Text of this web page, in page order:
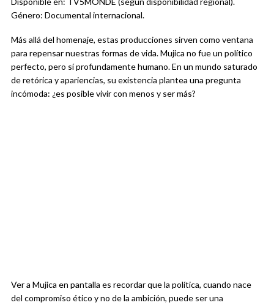
Género: Documental internacional.
Más allá del homenaje, estas producciones sirven como ventana
para repensar nuestras formas de vida. Mujica no fue un político
perfecto, pero sí profundamente humano. En un mundo saturado
de retórica y apariencias, su existencia plantea una pregunta
incómoda: ¿es posible vivir con menos y ser más?
Ver a Mujica en pantalla es recordar que la política, cuando nace
del compromiso ético y no de la ambición, puede ser una